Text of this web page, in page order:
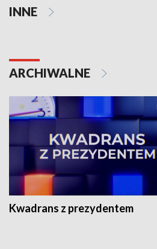
INNE
ARCHIWALNE
Kwadrans z prezydentem